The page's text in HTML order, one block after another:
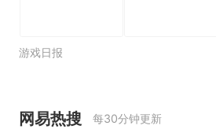
游戏日报
网易热搜 每30分钟更新